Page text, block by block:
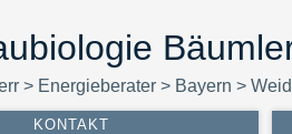
> Energieberater > Bayern >
KONTAKT